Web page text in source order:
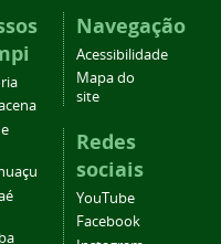
Navegação
Acessibilidade
Mapa do
site
Redes
sociais
YouTube
Facebook